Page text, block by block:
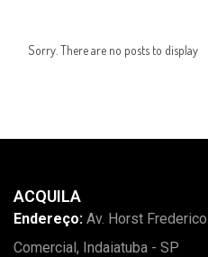
Sorry. There are no posts to display
ACQUILA
Endereço: Av. Horst
Comercial, Indaiatuba - SP